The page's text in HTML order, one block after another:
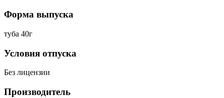
Форма выпуска
туба 40г
Условия отпуска
Без лицензии
Производитель